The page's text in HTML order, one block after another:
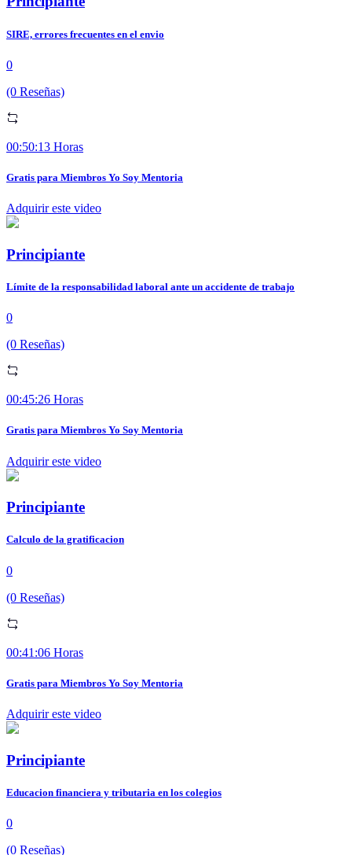
SIRE, errores frecuentes en el envio
0
(0 Reseñas)
00:50:13 Horas
Gratis para Miembros Yo Soy Mentoria
Adquirir este video
Principiante
Límite de la responsabilidad laboral ante un accidente de trabajo
0
(0 Reseñas)
00:45:26 Horas
Gratis para Miembros Yo Soy Mentoria
Adquirir este video
Principiante
Calculo de la gratificacion
0
(0 Reseñas)
00:41:06 Horas
Gratis para Miembros Yo Soy Mentoria
Adquirir este video
Principiante
Educacion financiera y tributaria en los colegios
0
(0 Reseñas)